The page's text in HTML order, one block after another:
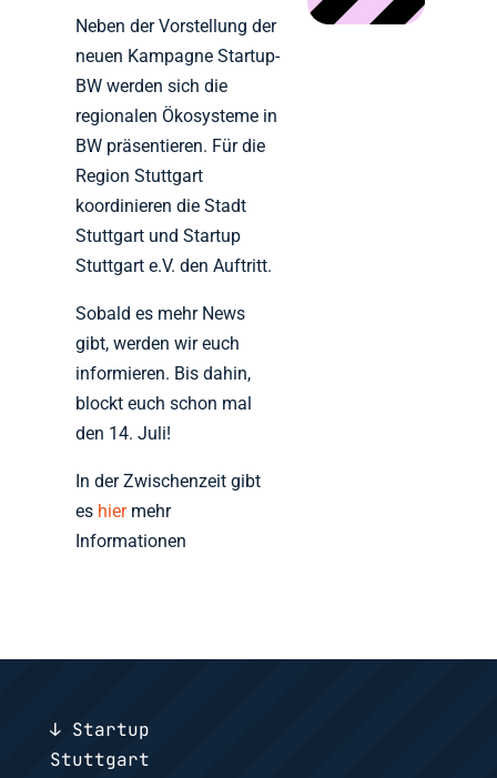
Neben der Vorstellung der
neuen Kampagne Startup-
BW werden sich die
regionalen Ökosysteme in
BW präsentieren. Für die
Region Stuttgart
koordinieren die Stadt
Stuttgart und Startup
Stuttgart e.V. den Auftritt.
Sobald es mehr News
gibt, werden wir euch
informieren. Bis dahin,
blockt euch schon mal
den 14. Juli!
In der Zwischenzeit gibt
es hiermehr
Informationen
↓ Startup
Stuttgart